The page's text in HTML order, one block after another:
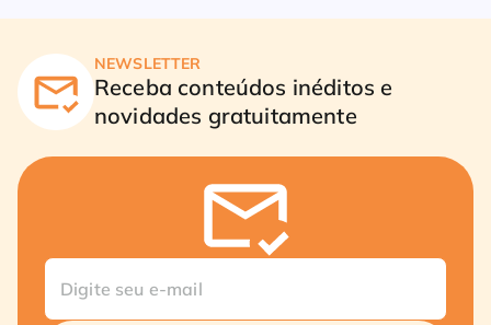
NEWSLETTER
Receba conteúdos inéditos e
novidades gratuitamente